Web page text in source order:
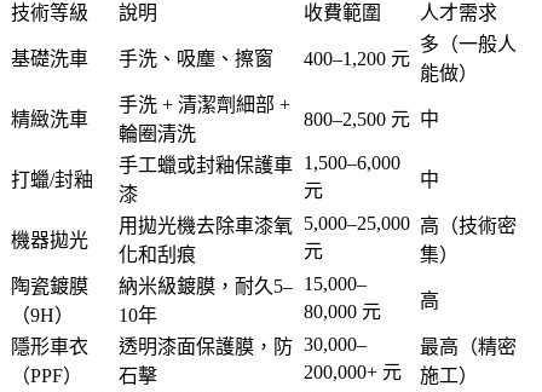
技術等級
說明 收費範圍 人才需求
基礎洗車 手洗、吸塵、擦窗 400–1,200 元
多（一般人
能做）
精緻洗車
手洗 + 清潔劑細部 +
輪圈清洗
800–2,500 元 中
打蠟/封釉
手工蠟或封釉保護車
漆
1,500–6,000
元
中
機器拋光
用拋光機去除車漆氧
化和刮痕
5,000–25,000
元
高（技術密
集）
陶瓷鍍膜
（9H）
納米級鍍膜，耐久5–
10年
15,000–
80,000 元
高
隱形車衣
（PPF）
透明漆面保護膜，防
石擊
30,000–
200,000+ 元
最高（精密
施工）